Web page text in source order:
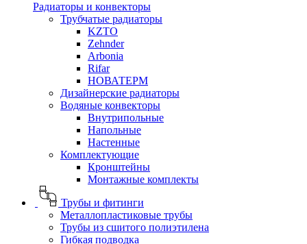
Радиаторы и конвекторы
Трубчатые радиаторы
KZTO
Zehnder
Arbonia
Rifar
НОВАТЕРМ
Дизайнерские радиаторы
Водяные конвекторы
Внутрипольные
Напольные
Настенные
Комплектующие
Кронштейны
Монтажные комплекты
Трубы и фитинги
Металлопластиковые трубы
Трубы из сшитого полиэтилена
Гибкая подводка